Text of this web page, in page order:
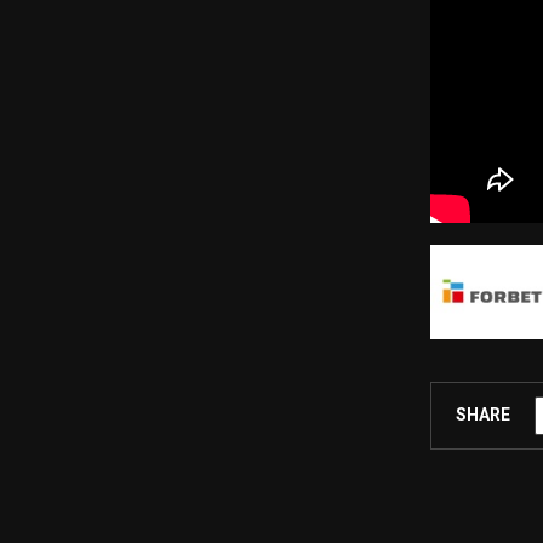
SHARE